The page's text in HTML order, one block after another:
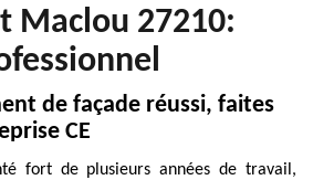
Maclou 27210:
de façade réussi, faites
CE
fort de plusieurs années de travail,